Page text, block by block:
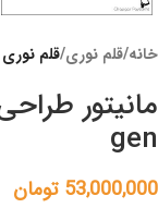
خانه قلم نوری قلم
gen
53,000,000 تومان